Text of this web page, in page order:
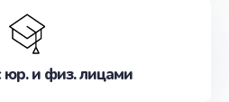
юр. и физ. лицами